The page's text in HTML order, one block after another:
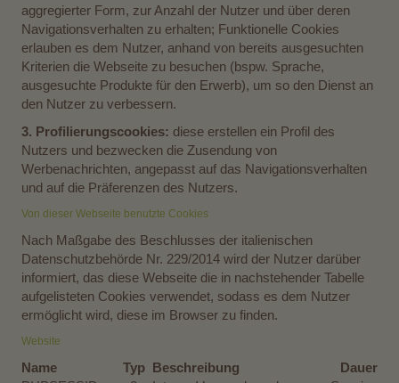
aggregierter Form, zur Anzahl der Nutzer und über deren
Navigationsverhalten zu erhalten; Funktionelle Cookies
erlauben es dem Nutzer, anhand von bereits ausgesuchten
Kriterien die Webseite zu besuchen (bspw. Sprache,
ausgesuchte Produkte für den Erwerb), um so den Dienst an
den Nutzer zu verbessern.
3. Profilierungscookies: diese erstellen ein Profil des
Nutzers und bezwecken die Zusendung von
Werbenachrichten, angepasst auf das Navigationsverhalten
und auf die Präferenzen des Nutzers.
Von dieser Webseite benutzte Cookies
Nach Maßgabe des Beschlusses der italienischen
Datenschutzbehörde Nr. 229/2014 wird der Nutzer darüber
informiert, das diese Webseite die in nachstehender Tabelle
aufgelisteten Cookies verwendet, sodass es dem Nutzer
ermöglicht wird, diese im Browser zu finden.
Website
Name Typ Beschreibung
Dauer